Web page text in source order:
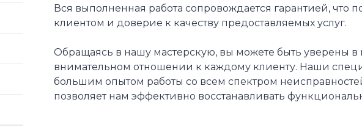
Вся выполненная работа сопровождается гарантией, что
клиентом и доверие к качеству предоставляемых услуг.
Обращаясь в нашу мастерскую, вы можете быть уверены
внимательном отношении к каждому клиенту. Наши
большим опытом работы со всем спектром
позволяет нам эффективно восстанавливать